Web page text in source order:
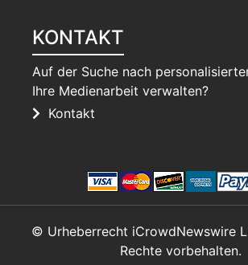
KONTAKT
Auf der Suche nach
Ihre Medienarbeit verwalten?
Kontakt
© Urheberrecht iCrowdNewswire
Rechte vorbehalten.